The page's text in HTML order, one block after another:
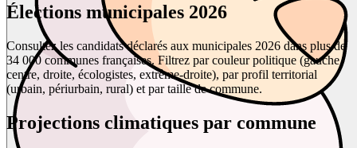
Élections municipales 2026
Consultez les candidats déclarés aux municipales 2026 dans plus de
34 000 communes françaises. Filtrez par couleur politique (gauche,
centre, droite, écologistes, extrême-droite), par profil territorial
(urbain, périurbain, rural) et par taille de commune.
Projections climatiques par commune